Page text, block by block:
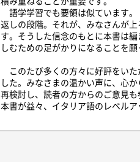
語学学習でも要領は似ています
返しの段階。それが、みなさんが
す。そうした信念のもとに本書は
しむための足がかりになることを願
このたび多くの方々に好評をい
した。みなさまの温かい声に、心
再検討し、読者の方からのご意見
本書が益々、イタリア語のレベル